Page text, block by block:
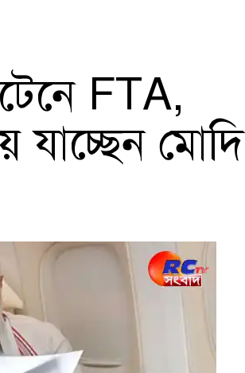
FTA,
যাচ্ছেন মোদি